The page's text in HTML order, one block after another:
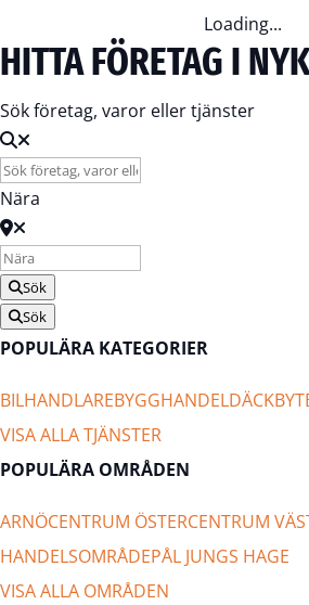
Loading...
HITTA FÖRETAG I
Sök företag, varor eller tjänster
Nära
Sök
Sök
POPULÄRA KATEGORIER
BILHANDLAREBYGGHANDEL
VISA ALLA TJÄNSTER
POPULÄRA OMRÅDEN
ARNÖCENTRUM ÖSTERCENTRUM
HANDELSOMRÅDEPÅL JUNGS HAGE
VISA ALLA OMRÅDEN